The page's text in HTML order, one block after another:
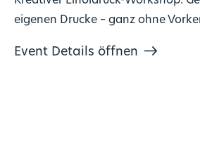
eigenen Drucke – ganz ohne
Event Details öffnen